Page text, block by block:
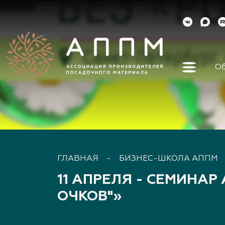
Об
Как
Органы
Наша
ГЛАВНАЯ - БИЗНЕС-ШКОЛА АППМ
11 АПРЕЛЯ -
ОЧКОВ"»